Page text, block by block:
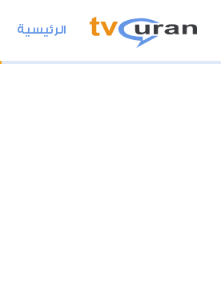
الرئيسية